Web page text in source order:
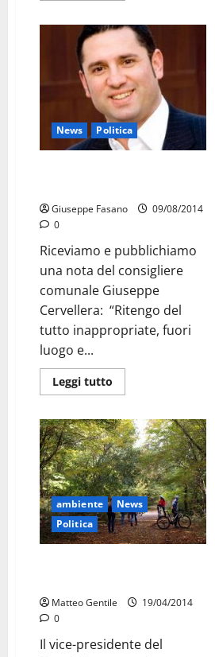
News Politica
Giuseppe Fasano
09/08/2014
0
Riceviamo e pubblichiamo
una nota del consigliere
comunale Giuseppe
Cervellera: “Ritengo del
tutto inappropriate, fuori
luogo e...
Leggi tutto
ambiente
News
Politica
Matteo Gentile
19/04/2014
0
Il vice-presidente del